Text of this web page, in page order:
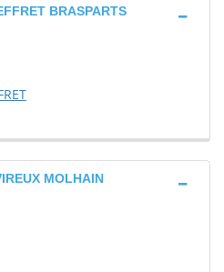
BRASPARTS
MOLHAIN